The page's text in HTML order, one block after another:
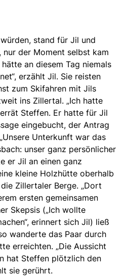
stand für Jil und
der Moment selbst kam
an diesem Tag niemals
erzählt Jil. Sie reisten
zum Skifahren mit Jils
ins Zillertal. „Ich hatte
Steffen. Er hatte für Jil
eingebucht, der Antrag
Unterkunft war das
unser ganz persönlicher
er Jil an einen ganz
kleine Holzhütte oberhalb
Zillertaler Berge. „Dort
ersten gemeinsamen
Skepsis („Ich wollte
erinnert sich Jil) ließ
wanderte das Paar durch
erreichten. „Die Aussicht
hat Steffen plötzlich den
sie gerührt.